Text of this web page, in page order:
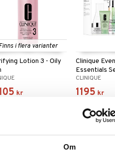
Om
i flera varianter
Lotion 3 - Oily
kr
Clinique
Essentials
CLINIQUE
1195 kr